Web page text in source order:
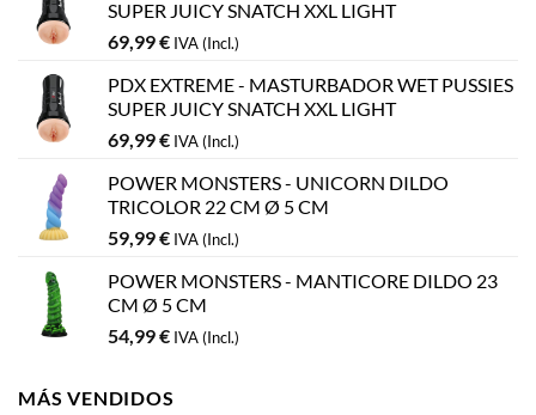
SUPER JUICY SNATCH XXL LIGHT
69,99€ IVA (Incl.)
PDX EXTREME - MASTURBADOR WET PUSSIES
SUPER JUICY SNATCH XXL LIGHT
69,99€ IVA (Incl.)
POWER MONSTERS - UNICORN DILDO
TRICOLOR 22 CM Ø 5 CM
59,99€ IVA (Incl.)
POWER MONSTERS - MANTICORE DILDO 23
CM Ø 5 CM
54,99€ IVA (Incl.)
MÁS VENDIDOS